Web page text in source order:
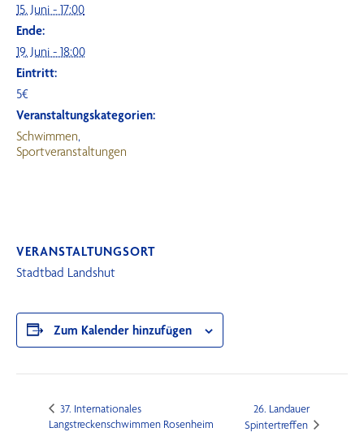
Zum Kalender hinzufügen
15. Juni - 17:00
Ende:
19. Juni - 18:00
Eintritt:
5€
Veranstaltungskategorien:
Schwimmen,
Sportveranstaltungen
VERANSTALTUNGSORT
Stadtbad Landshut
37. Internationales
Langstreckenschwimmen Rosenheim
26. Landauer
Spintertreffen